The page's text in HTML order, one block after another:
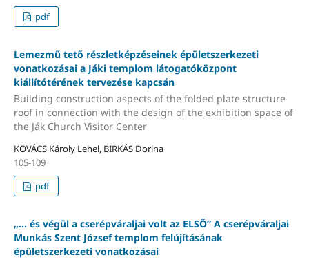
pdf
Lemezmű tető részletképzéseinek épületszerkezeti
vonatkozásai a Jáki templom látogatóközpont
kiállítótérének tervezése kapcsán
Building construction aspects of the folded plate structure
roof in connection with the design of the exhibition space of
the Ják Church Visitor Center
KOVÁCS Károly Lehel, BIRKÁS Dorina
105-109
pdf
„… és végül a cserépváraljai volt az ELSŐ” A cserépváraljai
Munkás Szent József templom felújításának
épületszerkezeti vonatkozásai